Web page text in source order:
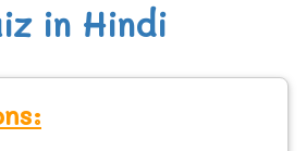
in Hindi